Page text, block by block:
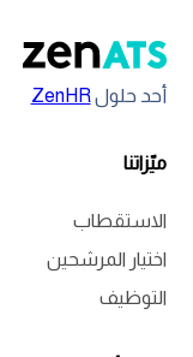
أحد حلولZenHR
ميّزاتنا
الاستقطاب
اختيار المرشحين
التوظيف